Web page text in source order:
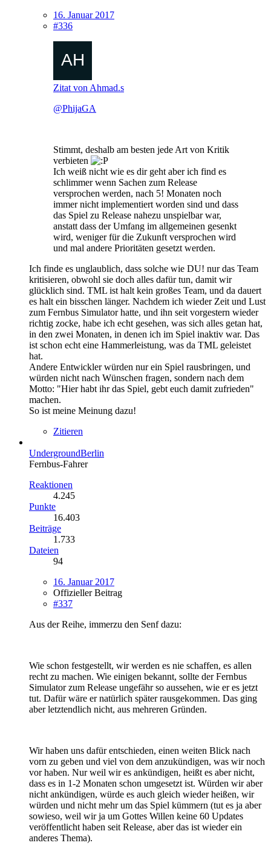
16. Januar 2017
#336
Zitat von Ahmad.s
@PhijaGA
Stimmt, deshalb am besten jede Art von Kritik
verbieten
Ich weiß nicht wie es dir geht aber ich find es
schlimmer wenn Sachen zum Release
versprochen werden, nach 5! Monaten noch
immer nicht implementiert worden sind und dass
das Spiel zu Release nahezu unspielbar war,
anstatt dass der Umfang im allgemeinen gesenkt
wird, weniger für die Zukunft versprochen wird
und mal andere Prioritäten gesetzt werden.
Ich finde es unglaublich, dass solche wie DU! nur das Team
kritisieren, obwohl sie doch alles dafür tun, damit wir
glücklich sind. TML ist halt kein großes Team, und da dauert
es halt ein bisschen länger. Nachdem ich wieder Zeit und Lust
zum Fernbus Simulator hatte, und ihn seit vorgestern wieder
richtig zocke, habe ich echt gesehen, was sich alles getan hat,
in den zwei Monaten, in denen ich im Spiel inaktiv war. Das
ist schon echt eine Hammerleistung, was da TML geleistet
hat.
Andere Entwickler würden nur ein Spiel rausbringen, und
würden nicht nach Wünschen fragen, sondern nach dem
Motto: "Hier habt ihr das Spiel, gebt euch damit zufrieden"
machen.
So ist meine Meinung dazu!
Zitieren
UndergroundBerlin
Fernbus-Fahrer
Reaktionen
4.245
Punkte
16.403
Beiträge
1.733
Dateien
94
16. Januar 2017
Offizieller Beitrag
#337
Aus der Reihe, immerzu den Senf dazu:
Wie schon festgestellt, wir werden es nie schaffen, es allen
recht zu machen. Wie einigen bekannt, sollte der Fernbus
Simulator zum Release ungefähr so aussehen, wie er es jetzt
tut. Dafür wäre er natürlich später rausgekommen. Das ging
aber letztendlich nicht, aus mehreren Gründen.
Wir haben uns dafür entschieden, einen weiten Blick nach
vorn zu geben und viel von dem anzukündigen, was wir noch
vor haben. Nur weil wir es ankündigen, heißt es aber nicht,
dass es in 1-2 Monaten schon umgesetzt ist. Würden wir aber
nicht ankündigen, würde es auch gleich wieder heißen, wir
würden und nicht mehr um das Spiel kümmern (tut es ja aber
sowieso, weil wir ja um Gottes Willen keine 60 Updates
veröffentlicht haben seit Release, aber das ist wieder ein
anderes Thema).